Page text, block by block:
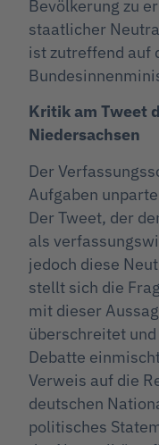
Bevölkerung zu
staatlicher
ist zutreffend auf
Kritik am Tweet
Niedersachsen
Der
Aufgaben
Der Tweet, der
als
jedoch diese
stellt sich die
mit dieser
überschreitet
Debatte
Verweis auf die
deutschen
politisches